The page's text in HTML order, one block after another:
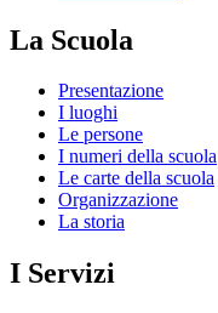
La Scuola
Presentazione
I luoghi
Le persone
I numeri della scuola
Le carte della scuola
Organizzazione
La storia
I Servizi